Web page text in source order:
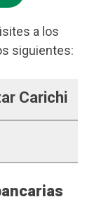
a los
siguientes:
Carichi